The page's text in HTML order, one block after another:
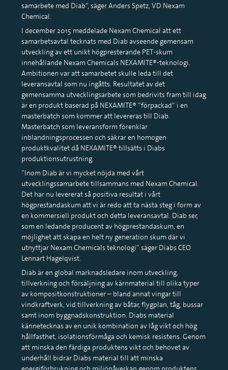
samarbete med Diab”, säger Anders Spetz, VD Nexam
Chemical.
I december 2015 meddelade Nexam Chemical att ett
samarbetsavtal tecknats med Diab avseende gemensam
utveckling av ett unikt högpresterande PET-skum
innehållande Nexam Chemicals NEXAMITE®-teknologi.
Ambitionen var att samarbetet skulle leda till det
leveransavtal som nu ingåtts. Resultatet av det
gemensamma utvecklingsarbete som bedrivits fram till idag
är en produkt baserad på NEXAMITE® ”förpackad” i en
masterbatch som kommer att levereras till Diab.
Masterbatch som leveransform förenklar
inblandningsprocessen och säkrar en homogen
produktkvalitet då NEXAMITE® tillsätts i Diabs
produktionsutrustning.
”Inom Diab är vi mycket nöjda med vårt
utvecklingssamarbete tillsammans med Nexam Chemical.
Det har nu levererat så positiva resultat i vårt
högprestandaskum att vi är redo att ta nästa steg i form av
en kommersiell produkt och detta leveransavtal. Diab ser,
som en ledande producent av högprestandaskum, en
möjlighet att skapa en helt ny generation skum där vi
utnyttjar Nexam Chemicals teknologi” säger Diabs CEO
Lennart Hagelqvist.
Diab är en global marknadsledare inom utveckling,
tillverkning och försäljning av kärnmaterial till olika typer
av kompositkonstruktioner – bland annat vingar till
vindkraftverk, vid tillverkning av båtar, flygplan, tåg, bussar
samt inom byggnadskonstruktion. Diabs material
kännetecknas av en unik kombination av låg vikt och hög
hållfasthet, isolationsförmåga och kemisk resistens. Genom
att minska den färdiga produktens vikt och behovet av
underhåll bidrar Diabs material till att minska